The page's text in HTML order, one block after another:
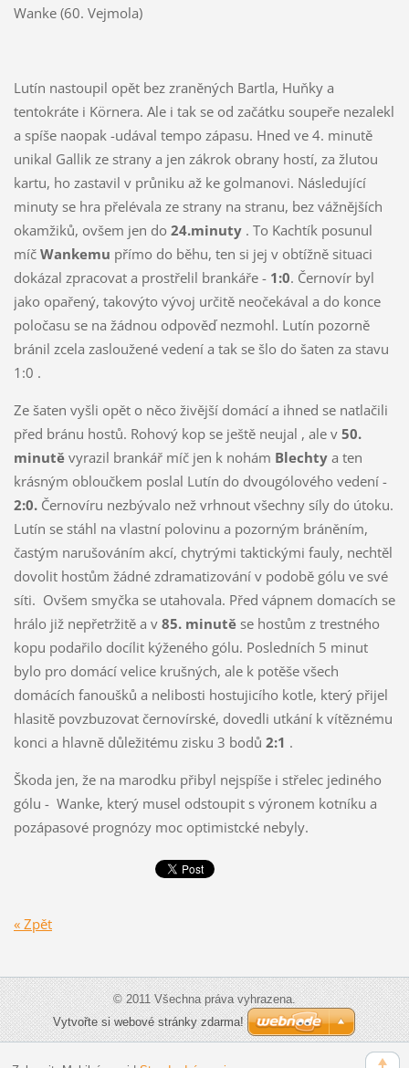
Wanke (60. Vejmola)
Lutín nastoupil opět bez zraněných Bartla, Huňky a
tentokráte i Körnera. Ale i tak se od začátku soupeře nezalekl
a spíše naopak -udával tempo zápasu. Hned ve 4. minutě
unikal Gallik ze strany a jen zákrok obrany hostí, za žlutou
kartu, ho zastavil v průniku až ke golmanovi. Následující
minuty se hra přelévala ze strany na stranu, bez vážnějších
okamžiků, ovšem jen do 24.minuty . To Kachtík posunul
míč Wankemu přímo do běhu, ten si jej v obtížně situaci
dokázal zpracovat a prostřelil brankáře - 1:0. Černovír byl
jako opařený, takovýto vývoj určitě neočekával a do konce
poločasu se na žádnou odpověď nezmohl. Lutín pozorně
bránil zcela zasloužené vedení a tak se šlo do šaten za stavu
1:0 .
Ze šaten vyšli opět o něco živější domácí a ihned se natlačili
před bránu hostů. Rohový kop se ještě neujal , ale v 50.
minutěvyrazil brankář míč jen k nohám Blechtya ten
krásným obloučkem poslal Lutín do dvougólového vedení -
2:0. Černovíru nezbývalo než vrhnout všechny síly do útoku.
Lutín se stáhl na vlastní polovinu a pozorným bráněním,
častým narušováním akcí, chytrými taktickými fauly, nechtěl
dovolit hostům žádné zdramatizování v podobě gólu ve své
síti. Ovšem smyčka se utahovala. Před vápnem domacích se
hrálo již nepřetržitě a v 85. minutě se hostům z trestného
kopu podařilo docílit kýženého gólu. Posledních 5 minut
bylo pro domácí velice krušných, ale k potěše všech
domácích fanoušků a nelibosti hostujicího kotle, který přijel
hlasitě povzbuzovat černovírské, dovedli utkání k vítěznému
konci a hlavně důležitému zisku 3 bodů 2:1 .
Škoda jen, že na marodku přibyl nejspíše i střelec jediného
gólu - Wanke, který musel odstoupit s výronem kotníku a
pozápasové prognózy moc optimistcké nebyly.
« Zpět
© 2011 Všechna práva vyhrazena.
Vytvořte si webové stránky zdarma!